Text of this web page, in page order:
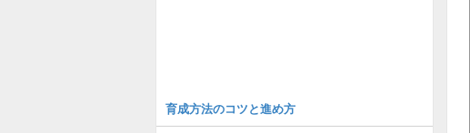
育成方法のコツと進め方